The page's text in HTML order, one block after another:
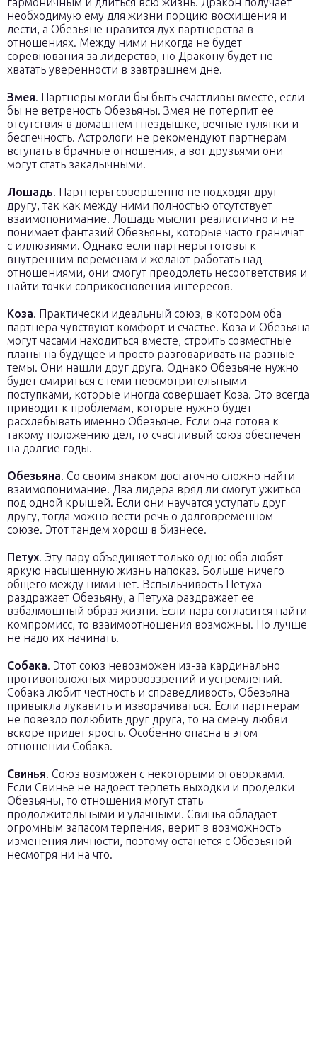
необходимую ему для жизни порцию восхищения и
лести, а Обезьяне нравится дух партнерства в
отношениях. Между ними никогда не будет
соревнования за лидерство, но Дракону будет не
хватать уверенности в завтрашнем дне.
Змея. Партнеры могли бы быть счастливы вместе, если
бы не ветреность Обезьяны. Змея не потерпит ее
отсутствия в домашнем гнездышке, вечные гулянки и
беспечность. Астрологи не рекомендуют партнерам
вступать в брачные отношения, а вот друзьями они
могут стать закадычными.
Лошадь. Партнеры совершенно не подходят друг
другу, так как между ними полностью отсутствует
взаимопонимание. Лошадь мыслит реалистично и не
понимает фантазий Обезьяны, которые часто граничат
с иллюзиями. Однако если партнеры готовы к
внутренним переменам и желают работать над
отношениями, они смогут преодолеть несоответствия и
найти точки соприкосновения интересов.
Коза. Практически идеальный союз, в котором оба
партнера чувствуют комфорт и счастье. Коза и Обезьяна
могут часами находиться вместе, строить совместные
планы на будущее и просто разговаривать на разные
темы. Они нашли друг друга. Однако Обезьяне нужно
будет смириться с теми неосмотрительными
поступками, которые иногда совершает Коза. Это всегда
приводит к проблемам, которые нужно будет
расхлебывать именно Обезьяне. Если она готова к
такому положению дел, то счастливый союз обеспечен
на долгие годы.
Обезьяна. Со своим знаком достаточно сложно найти
взаимопонимание. Два лидера вряд ли смогут ужиться
под одной крышей. Если они научатся уступать друг
другу, тогда можно вести речь о долговременном
союзе. Этот тандем хорош в бизнесе.
Петух. Эту пару объединяет только одно: оба любят
яркую насыщенную жизнь напоказ. Больше ничего
общего между ними нет. Вспыльчивость Петуха
раздражает Обезьяну, а Петуха раздражает ее
взбалмошный образ жизни. Если пара согласится найти
компромисс, то взаимоотношения возможны. Но лучше
не надо их начинать.
Собака. Этот союз невозможен из-за кардинально
противоположных мировоззрений и устремлений.
Собака любит честность и справедливость, Обезьяна
привыкла лукавить и изворачиваться. Если партнерам
не повезло полюбить друг друга, то на смену любви
вскоре придет ярость. Особенно опасна в этом
отношении Собака.
Свинья. Союз возможен с некоторыми оговорками.
Если Свинье не надоест терпеть выходки и проделки
Обезьяны, то отношения могут стать
продолжительными и удачными. Свинья обладает
огромным запасом терпения, верит в возможность
изменения личности, поэтому останется с Обезьяной
несмотря ни на что.